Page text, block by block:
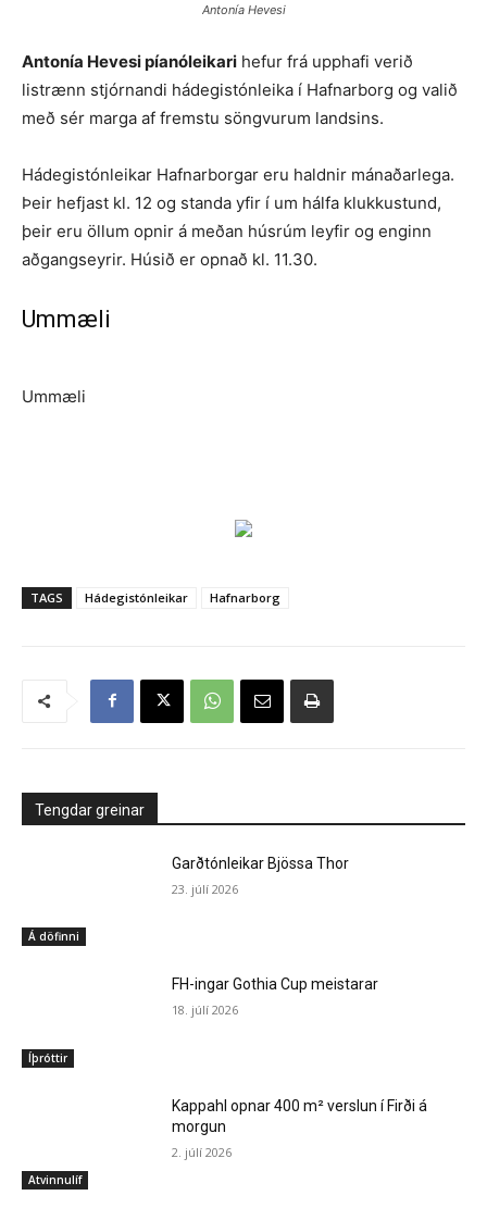
Antonía Hevesi
Antonía Hevesi píanóleikari hefur frá upphafi verið
listrænn stjórnandi hádegistónleika í Hafnarborg og valið
með sér marga af fremstu söngvurum landsins.
Hádegistónleikar Hafnarborgar eru haldnir mánaðarlega.
Þeir hefjast kl. 12 og standa yfir í um hálfa klukkustund,
þeir eru öllum opnir á meðan húsrúm leyfir og enginn
aðgangseyrir. Húsið er opnað kl. 11.30.
Ummæli
Ummæli
TAGS Hádegistónleikar Hafnarborg
Tengdar greinar
Á döfinni
Garðtónleikar Bjössa Thor
23. júlí 2026
Íþróttir
FH-ingar Gothia Cup meistarar
18. júlí 2026
Atvinnulíf
Kappahl opnar 400 m² verslun í Firði á
morgun
2. júlí 2026